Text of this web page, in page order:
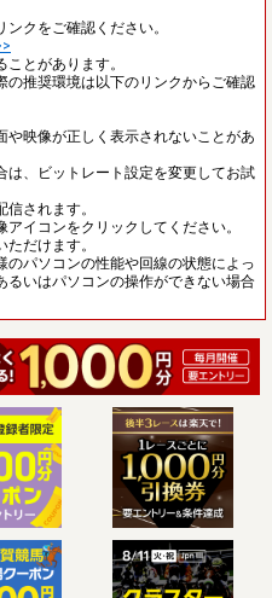
クをご確認ください。
とがあります。
の推奨環境は以下のリンクからご確認
映像が正しく表示されないことがあ
は、ビットレート設定を変更してお試
されます。
イコンをクリックしてください。
だけます。
のパソコンの性能や回線の状態によっ
るいはパソコンの操作ができない場合